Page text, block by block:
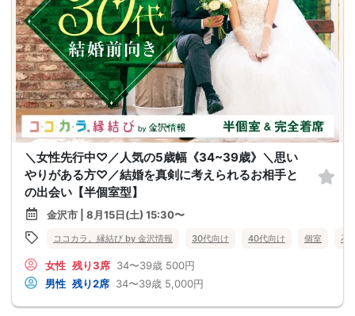
＼女性先行中♡／人気の5歳幅《34~39歳》＼思い
やりがある方♡／結婚を真剣に考えられるお相手と
の出会い【半個室型】
金沢市 | 8月15日(土) 15:30〜
ココカラ。縁結び by 金沢情報 30代向け 40代向け 個室 石
女性 残り3席 34〜39歳 500円
男性 残り2席 34〜39歳 5,000円